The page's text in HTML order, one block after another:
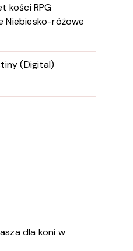
kości RPG
Niebiesko-różowe
(Digital)
dla koni w